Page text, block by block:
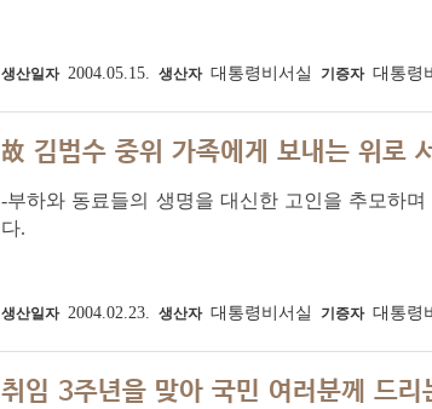
생산일자 2004.05.15. 생산자 대통령비서실 기증자 대통령
故 김범수 중위 가족에게 보내는 위로
-부하와 동료들의 생명을 대신한 고인을 추모하
다.
생산일자 2004.02.23. 생산자 대통령비서실 기증자 대통령
취임 3주년을 맞아 국민 여러분께 드리